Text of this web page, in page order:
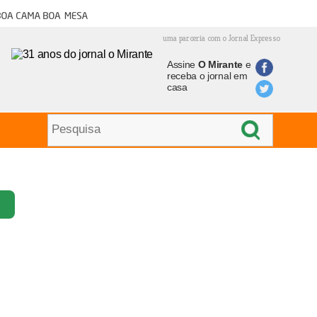
cama boa mesa
uma parceria com o Jornal Expresso
Assine O Mirantee
receba o jornal em
casa